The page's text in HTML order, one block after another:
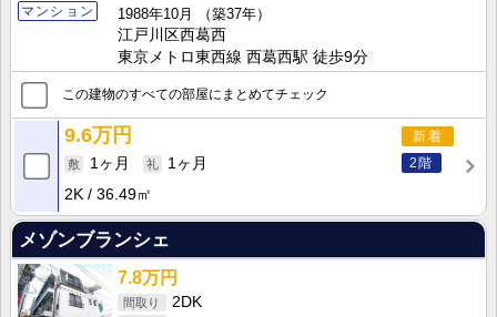
マンション
1988年10月
（築37年）
江戸川区西葛西
東京メトロ東西線 西葛西駅 徒歩9分
この建物のすべての部屋にまとめてチェック
新着
2階
9.6万円
1ヶ月
1ヶ月
2K
36.49㎡
メゾンブランシェ
7.8万円
2DK